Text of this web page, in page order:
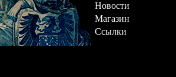
Новости
Магазин
Ссылки